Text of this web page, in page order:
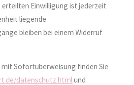
erteilten Einwilligung ist jederzeit
liegende
bleiben bei einem Widerruf
mit Sofortüberweisung finden Sie
datenschutz.htmlund